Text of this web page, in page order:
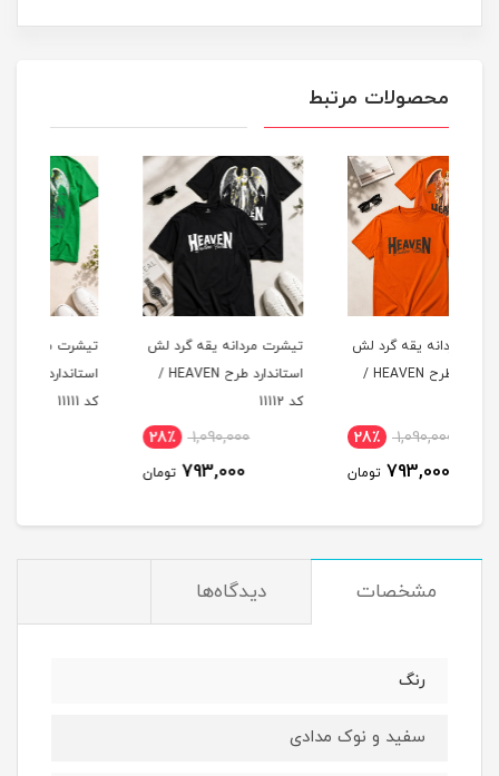
محصولات مرتبط
تیشرت مردانه یقه گرد لش
استاندارد طرح HEAVEN /
1,090,000
793,000
تیشرت مردانه یقه گرد لش
استاندارد طرح HEAVEN /
1,090,000
793,000
مشخصات دیدگاه‌ها
رنگ
سفید و نوک مدادی